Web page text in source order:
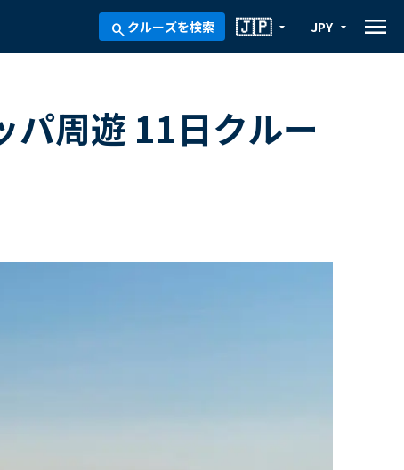
search クルーズを検索 arrow_drop_down
🇯🇵 arrow_drop_down
JPY menu
パ周遊 11日クルー